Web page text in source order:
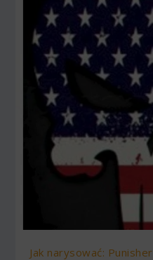
Jak narysować: Punisher